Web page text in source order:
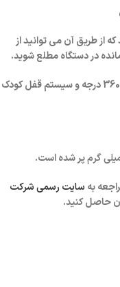
در دستگاه مطلع شوید.
دارای دریچه هوای قابل تنظیم 360 درجه و سیستم قفل کودک
پر شده است.
سایت رسمی شرکت
حاصل کنید.